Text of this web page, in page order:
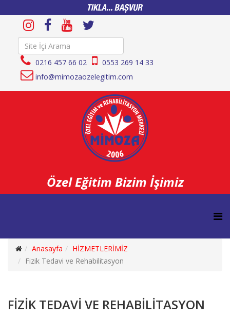
0216 457 66 02
0553 269 14 33
info@mimozaozelegitim.com
Özel Eğitim Bizim İşimiz
Anasayfa
HİZMETLERİMİZ
Fizik Tedavi ve Rehabilitasyon
FİZİK TEDAVİ VE REHABİLİTASYON